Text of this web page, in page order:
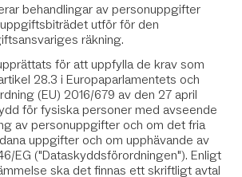
behandlingar av personuppgifter
utför för den
räkning.
för att uppfylla de krav som
28.3 i Europaparlamentets och
(EU) 2016/679 av den 27 april
för fysiska personer med avseende
av personuppgifter och om det fria
uppgifter och om upphävande av
EG ("Dataskyddsförordningen"). Enligt
ska det finnas ett skriftligt avtal